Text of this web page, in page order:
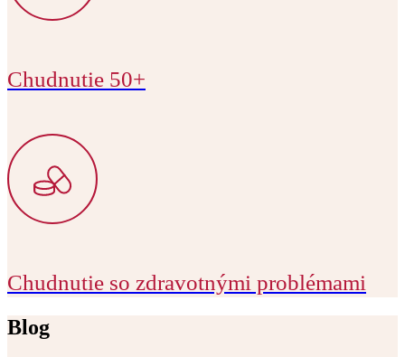
Chudnutie 50+
Chudnutie so zdravotnými problémami
Blog